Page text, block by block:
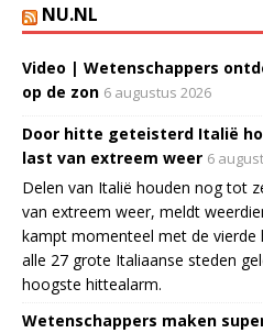
NU.NL
Video | Wetenschappers
op de zon 6 augustus 2026
Door hitte geteisterd Italië
last van extreem weer 6
Delen van Italië houden nog tot
van extreem weer, meldt
kampt momenteel met de vierde
alle 27 grote Italiaanse steden
hoogste hittealarm.
Wetenschappers maken